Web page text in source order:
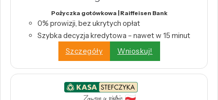
Pożyczka gotówkowa | Raiffeisen Bank
0% prowizji, bez ukrytych opłat
Szybka decyzja kredytowa – nawet w 15 minut
Szczegóły
Wnioskuj!